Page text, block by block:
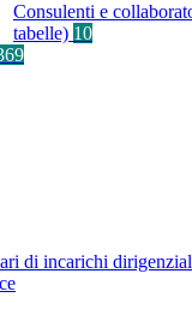
Consulenti e
tabelle) 10
di incarichi